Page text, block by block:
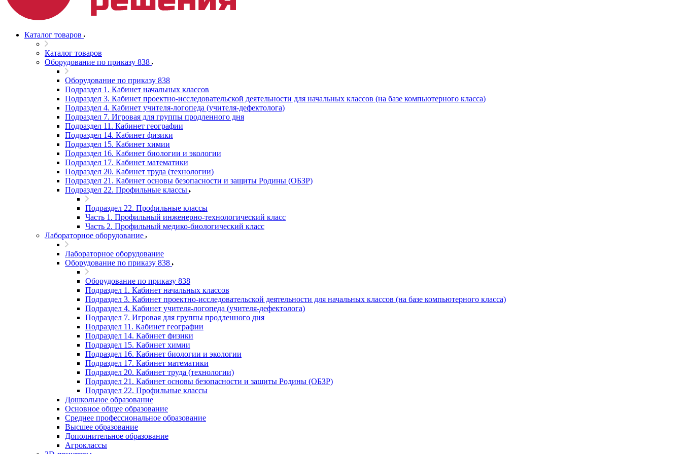
Каталог товаров
Каталог товаров
Оборудование по приказу 838
Оборудование по приказу 838
Подраздел 1. Кабинет начальных классов
Подраздел 3. Кабинет проектно-исследовательской деятельности для начальных классов (на базе компьютерного класса)
Подраздел 4. Кабинет учителя-логопеда (учителя-дефектолога)
Подраздел 7. Игровая для группы продленного дня
Подраздел 11. Кабинет географии
Подраздел 14. Кабинет физики
Подраздел 15. Кабинет химии
Подраздел 16. Кабинет биологии и экологии
Подраздел 17. Кабинет математики
Подраздел 20. Кабинет труда (технологии)
Подраздел 21. Кабинет основы безопасности и защиты Родины (ОБЗР)
Подраздел 22. Профильные классы
Подраздел 22. Профильные классы
Часть 1. Профильный инженерно-технологический класс
Часть 2. Профильный медико-биологический класс
Лабораторное оборудование
Лабораторное оборудование
Оборудование по приказу 838
Оборудование по приказу 838
Подраздел 1. Кабинет начальных классов
Подраздел 3. Кабинет проектно-исследовательской деятельности для начальных классов (на базе компьютерного класса)
Подраздел 4. Кабинет учителя-логопеда (учителя-дефектолога)
Подраздел 7. Игровая для группы продленного дня
Подраздел 11. Кабинет географии
Подраздел 14. Кабинет физики
Подраздел 15. Кабинет химии
Подраздел 16. Кабинет биологии и экологии
Подраздел 17. Кабинет математики
Подраздел 20. Кабинет труда (технологии)
Подраздел 21. Кабинет основы безопасности и защиты Родины (ОБЗР)
Подраздел 22. Профильные классы
Дошкольное образование
Основное общее образование
Среднее профессиональное образование
Высшее образование
Дополнительное образование
Агроклассы